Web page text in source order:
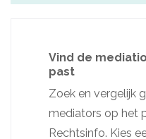
Vind de
past
Zoek en vergelijk
mediators op het
Rechtsinfo. Kies